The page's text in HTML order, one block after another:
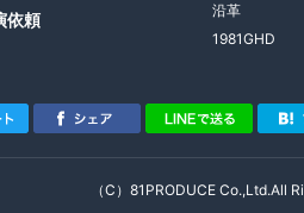
依頼
沿革
1981GHD
（C）81PRODUCE Co.,Ltd.All